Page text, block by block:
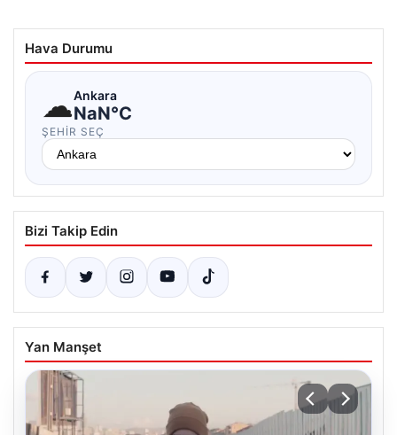
Hava Durumu
☁Ankara
NaN°C
ŞEHIR SEÇ
Bizi Takip Edin
Yan Manşet